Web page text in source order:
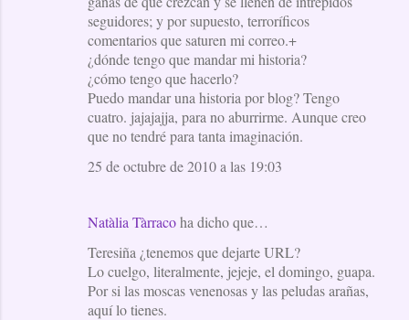
seguidores; y por supuesto, terroríficos
comentarios que saturen mi correo.+
¿dónde tengo que mandar mi historia?
¿cómo tengo que hacerlo?
Puedo mandar una historia por blog? Tengo
cuatro. jajajajja, para no aburrirme. Aunque creo
que no tendré para tanta imaginación.
25 de octubre de 2010 a las 19:03
Natàlia Tàrracoha dicho que…
Teresiña ¿tenemos que dejarte URL?
Lo cuelgo, literalmente, jejeje, el domingo, guapa.
Por si las moscas venenosas y las peludas arañas,
aquí lo tienes.